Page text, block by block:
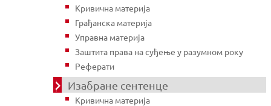
Кривична материја
Грађанска материја
Управна материја
Заштита права на суђење у разумном року
Реферати
Изабране сентенце
Кривична материја